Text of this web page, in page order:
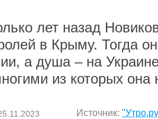
лет назад
в Крыму. Тогда
а душа – на
из которых она
Источник: